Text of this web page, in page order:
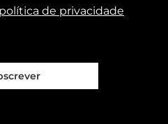
política de privacidade